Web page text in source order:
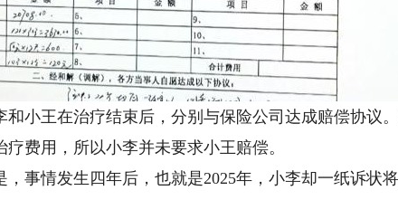
王在治疗结束后，分别与保险公司达成赔偿协议
费用，所以小李并未要求小王赔偿。
情发生四年后，也就是2025年，小李却一纸诉状将